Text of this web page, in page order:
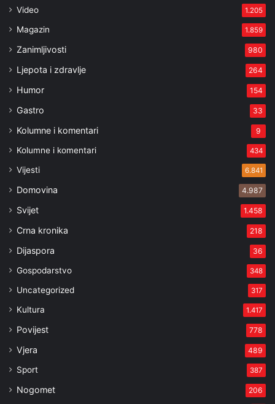
Video 1.205
Magazin 1.859
Zanimljivosti 980
Ljepota i zdravlje 264
Humor 154
Gastro 33
Kolumne i komentari 9
Kolumne i komentari 434
Vijesti 6.841
Domovina 4.987
Svijet 1.458
Crna kronika 218
Dijaspora 36
Gospodarstvo 348
Uncategorized 317
Kultura 1.417
Povijest 778
Vjera 489
Sport 387
Nogomet 206